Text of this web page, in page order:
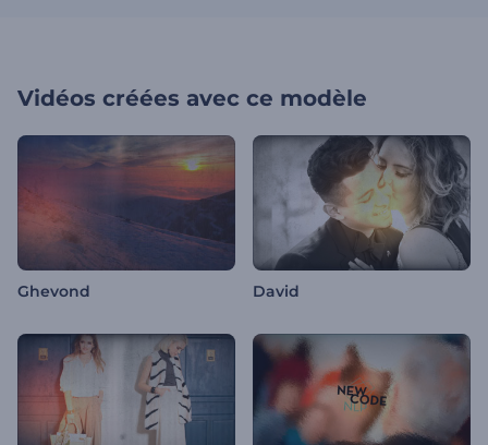
Vidéos créées avec ce modèle
Ghevond David